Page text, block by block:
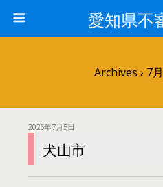
愛知県不
Archives › 7
2026年7月5日
犬山市